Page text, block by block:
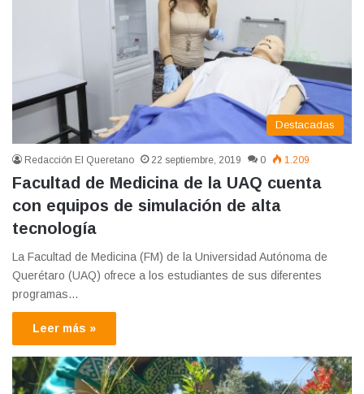
Destacadas
Redacción El Queretano 22 septiembre, 2019 0 1.209
Facultad de Medicina de la UAQ cuenta
con equipos de simulación de alta
tecnología
La Facultad de Medicina (FM) de la Universidad Autónoma de
Querétaro (UAQ) ofrece a los estudiantes de sus diferentes
programas…
Leer más »